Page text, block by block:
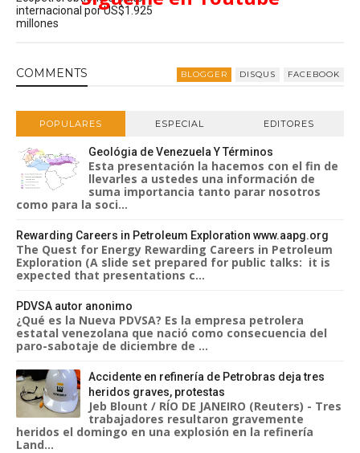
internacional por US$1.925
millones
COMMENTS BLOGGER DISQUS FACEBOOK
POPULARES ESPECIAL EDITORES
Geológia de Venezuela Y Términos
Esta presentación la hacemos con el fin de
llevarles a ustedes una información de
suma importancia tanto parar nosotros
como para la soci...
Rewarding Careers in Petroleum Exploration www.aapg.org
The Quest for Energy Rewarding Careers in Petroleum
Exploration (A slide set prepared for public talks: it is
expected that presentations c...
PDVSA autor anonimo
¿Qué es la Nueva PDVSA? Es la empresa petrolera
estatal venezolana que nació como consecuencia del
paro-sabotaje de diciembre de ...
Accidente en refinería de Petrobras deja tres
heridos graves, protestas
Jeb Blount / RÍO DE JANEIRO (Reuters) - Tres
trabajadores resultaron gravemente
heridos el domingo en una explosión en la refinería
Land...